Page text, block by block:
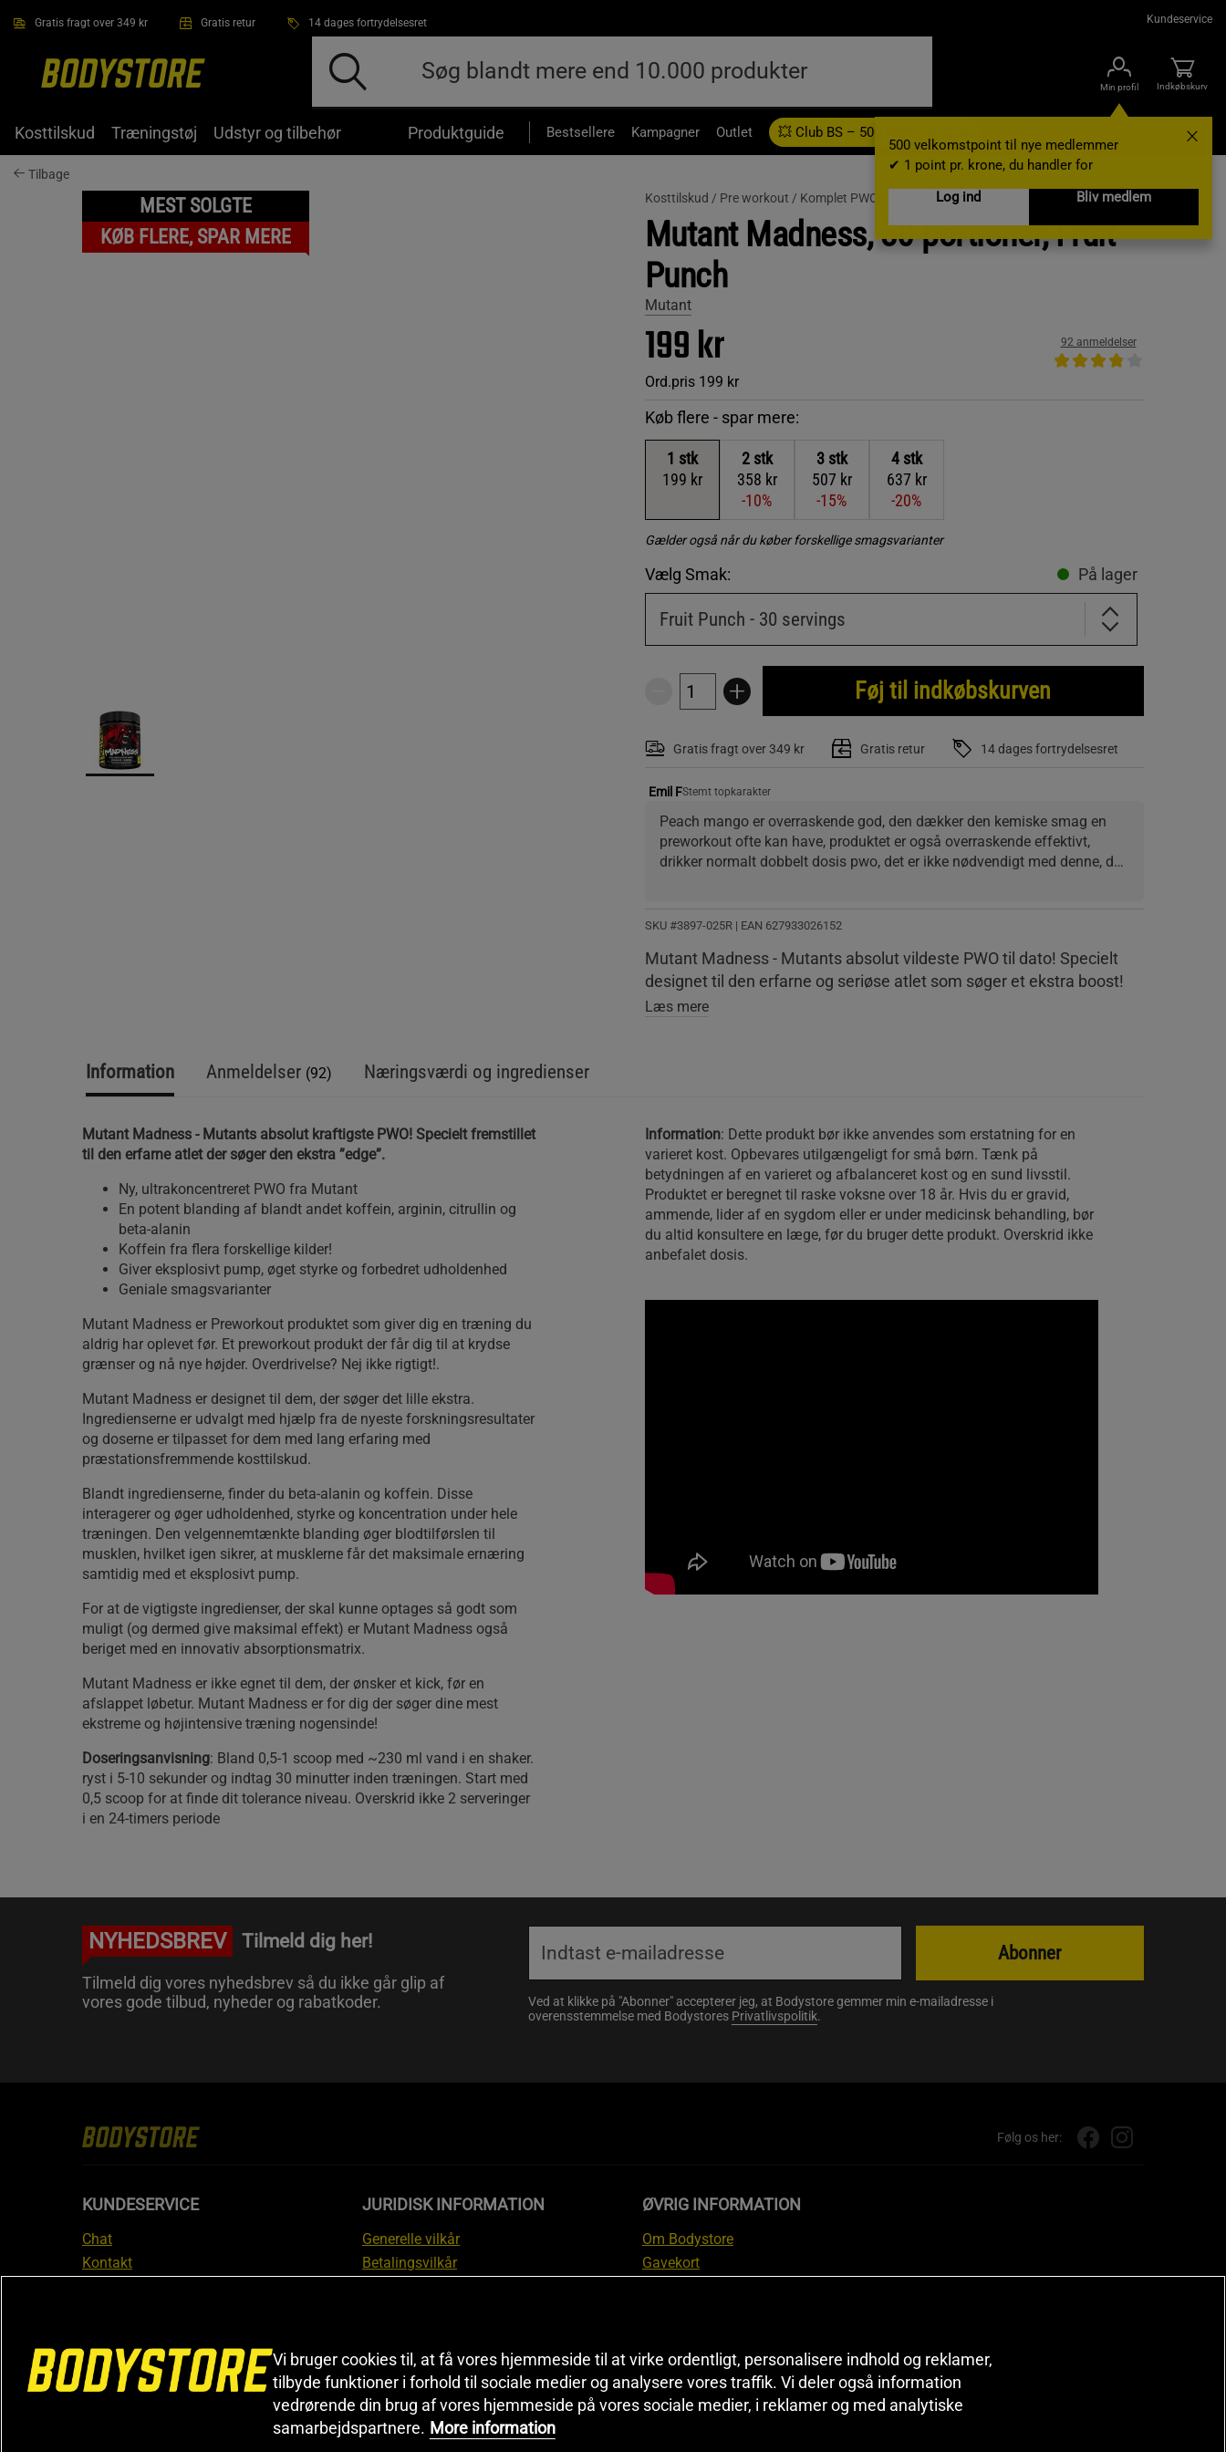
Gratis fragt over 349 kr Gratis retur 14 dages fortrydelsesret Kundeservice
Min profil
500 velkomstpoint til nye medlemmer
✔ 1 point pr. krone, du handler for
Log ind
Bliv medlem
Indkøbskurv
Kosttilskud Træningstøj Udstyr og tilbehør Produktguide Bestsellere Kampagner Outlet 💥 Club BS – 500 velkomstpoint Gavekort
Tilbage
MEST SOLGTE
KØB FLERE, SPAR MERE
Kosttilskud / Pre workout / Komplet PWO
Mutant Madness, 30 portioner, Fruit
Punch
Mutant
199 kr
Ord.pris 199 kr
92 anmeldelser
Køb flere - spar mere:
1 stk
199 kr
2stk
358 kr
-10%
3stk
507 kr
-15%
4stk
637 kr
-20%
Gælder også når du køber forskellige smagsvarianter
Vælg Smak: På lager
Fruit Punch - 30 servings
Føj til indkøbskurven
Gratis fragt over 349 kr Gratis retur 14 dages fortrydelsesret
Emil FStemt topkarakter
Peach mango er overraskende god, den dækker den kemiske smag en
preworkout ofte kan have, produktet er også overraskende effektivt,
drikker normalt dobbelt dosis pwo, det er ikke nødvendigt med denne, det
SKU #3897-025R | EAN 627933026152
Mutant Madness - Mutants absolut vildeste PWO til dato! Specielt
designet til den erfarne og seriøse atlet som søger et ekstra boost!
Læs mere
Information Anmeldelser (92) Næringsværdi og ingredienser
Mutant Madness - Mutants absolut kraftigste PWO! Specielt fremstillet
til den erfarne atlet der søger den ekstra ”edge”.
Ny, ultrakoncentreret PWO fra Mutant
En potent blanding af blandt andet koffein, arginin, citrullin og
beta-alanin
Koffein fra flera forskellige kilder!
Giver eksplosivt pump, øget styrke og forbedret udholdenhed
Geniale smagsvarianter
Mutant Madness er Preworkout produktet som giver dig en træning du
aldrig har oplevet før. Et preworkout produkt der får dig til at krydse
grænser og nå nye højder. Overdrivelse? Nej ikke rigtigt!.
Mutant Madness er designet til dem, der søger det lille ekstra.
Ingredienserne er udvalgt med hjælp fra de nyeste forskningsresultater
og doserne er tilpasset for dem med lang erfaring med
præstationsfremmende kosttilskud.
Blandt ingredienserne, finder du beta-alanin og koffein. Disse
interagerer og øger udholdenhed, styrke og koncentration under hele
træningen. Den velgennemtænkte blanding øger blodtilførslen til
musklen, hvilket igen sikrer, at musklerne får det maksimale ernæring
samtidig med et eksplosivt pump.
For at de vigtigste ingredienser, der skal kunne optages så godt som
muligt (og dermed give maksimal effekt) er Mutant Madness også
beriget med en innovativ absorptionsmatrix.
Mutant Madness er ikke egnet til dem, der ønsker et kick, før en
afslappet løbetur. Mutant Madness er for dig der søger dine mest
ekstreme og højintensive træning nogensinde!
Doseringsanvisning: Bland 0,5-1 scoop med ~230 ml vand i en shaker.
ryst i 5-10 sekunder og indtag 30 minutter inden træningen. Start med
0,5 scoop for at finde dit tolerance niveau. Overskrid ikke 2 serveringer
i en 24-timers periode
Information: Dette produkt bør ikke anvendes som erstatning for en
varieret kost. Opbevares utilgængeligt for små børn. Tænk på
betydningen af ​​en varieret og afbalanceret kost og en sund livsstil.
Produktet er beregnet til raske voksne over 18 år. Hvis du er gravid,
ammende, lider af en sygdom eller er under medicinsk behandling, bør
du altid konsultere en læge, før du bruger dette produkt. Overskrid ikke
anbefalet dosis.
NYHEDSBREV Tilmeld dig her!
Tilmeld dig vores nyhedsbrev så du ikke går glip af
vores gode tilbud, nyheder og rabatkoder.
Ved at klikke på "Abonner" accepterer jeg, at Bodystore gemmer min e-mailadresse i
overensstemmelse med Bodystores Privatlivspolitik.
Abonner
Følg os her:
KUNDESERVICE
Chat
Kontakt
FAQ
JURIDISK INFORMATION
Generelle vilkår
Betalingsvilkår
Prisgaranti
Information om fortrydelsesret og
reklamationer
Cookieindstillinger
ØVRIG INFORMATION
Om Bodystore
Gavekort
Sitemap
Black Friday
Artikler & Øvelser
Vi bruger cookies til, at få vores hjemmeside til at virke ordentligt, personalisere indhold og reklamer,
tilbyde funktioner i forhold til sociale medier og analysere vores traffik. Vi deler også information
vedrørende din brug af vores hjemmeside på vores sociale medier, i reklamer og med analytiske
samarbejdspartnere. More information